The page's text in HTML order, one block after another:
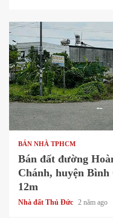
1 min read
BÁN NHÀ TPHCM
Bán đất đường
Chánh, huyện
12m
Nhà đất Thủ Đức 2 năm ago